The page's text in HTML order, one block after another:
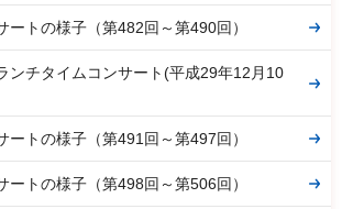
ートの様子（第482回～第490回）
ンチタイムコンサート(平成29年12月10
ートの様子（第491回～第497回）
ートの様子（第498回～第506回）